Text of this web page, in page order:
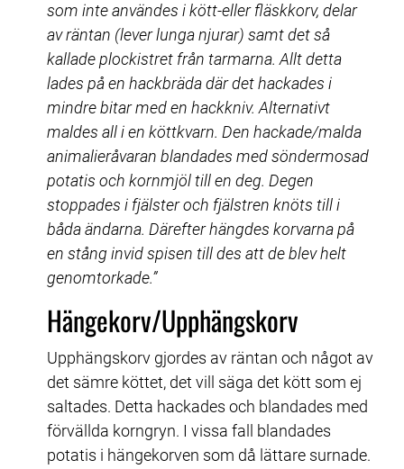
som inte användes i kött-eller fläskkorv, delar
av räntan (lever lunga njurar) samt det så
kallade plockistret från tarmarna. Allt detta
lades på en hackbräda där det hackades i
mindre bitar med en hackkniv. Alternativt
maldes all i en köttkvarn. Den hackade/malda
animalieråvaran blandades med söndermosad
potatis och kornmjöl till en deg. Degen
stoppades i fjälster och fjälstren knöts till i
båda ändarna. Därefter hängdes korvarna på
en stång invid spisen till des att de blev helt
genomtorkade.”
Hängekorv/Upphängskorv
Upphängskorv gjordes av räntan och något av
det sämre köttet, det vill säga det kött som ej
saltades. Detta hackades och blandades med
förvällda korngryn. I vissa fall blandades
potatis i hängekorven som då lättare surnade.